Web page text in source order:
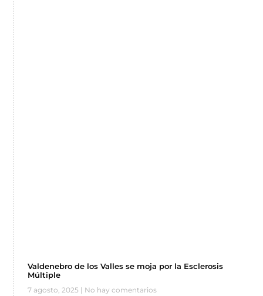
Valdenebro de los Valles se moja por la Esclerosis
Múltiple
7 agosto, 2025 No hay comentarios